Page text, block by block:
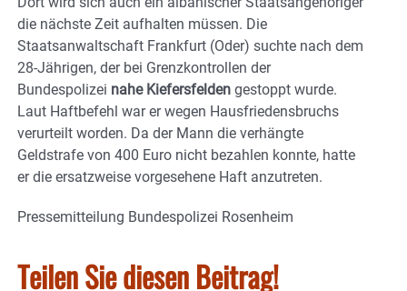
die nächste Zeit aufhalten müssen. Die
Staatsanwaltschaft Frankfurt (Oder) suchte nach dem
28-Jährigen, der bei Grenzkontrollen der
Bundespolizei nahe Kiefersfelden gestoppt wurde.
Laut Haftbefehl war er wegen Hausfriedensbruchs
verurteilt worden. Da der Mann die verhängte
Geldstrafe von 400 Euro nicht bezahlen konnte, hatte
er die ersatzweise vorgesehene Haft anzutreten.
Pressemitteilung Bundespolizei Rosenheim
Teilen Sie diesen Beitrag!